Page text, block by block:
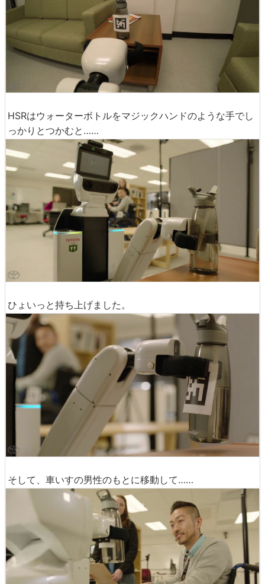
HSRはウォーターボトルをマジックハンドのような手でし
っかりとつかむと……
ひょいっと持ち上げました。
そして、車いすの男性のもとに移動して……